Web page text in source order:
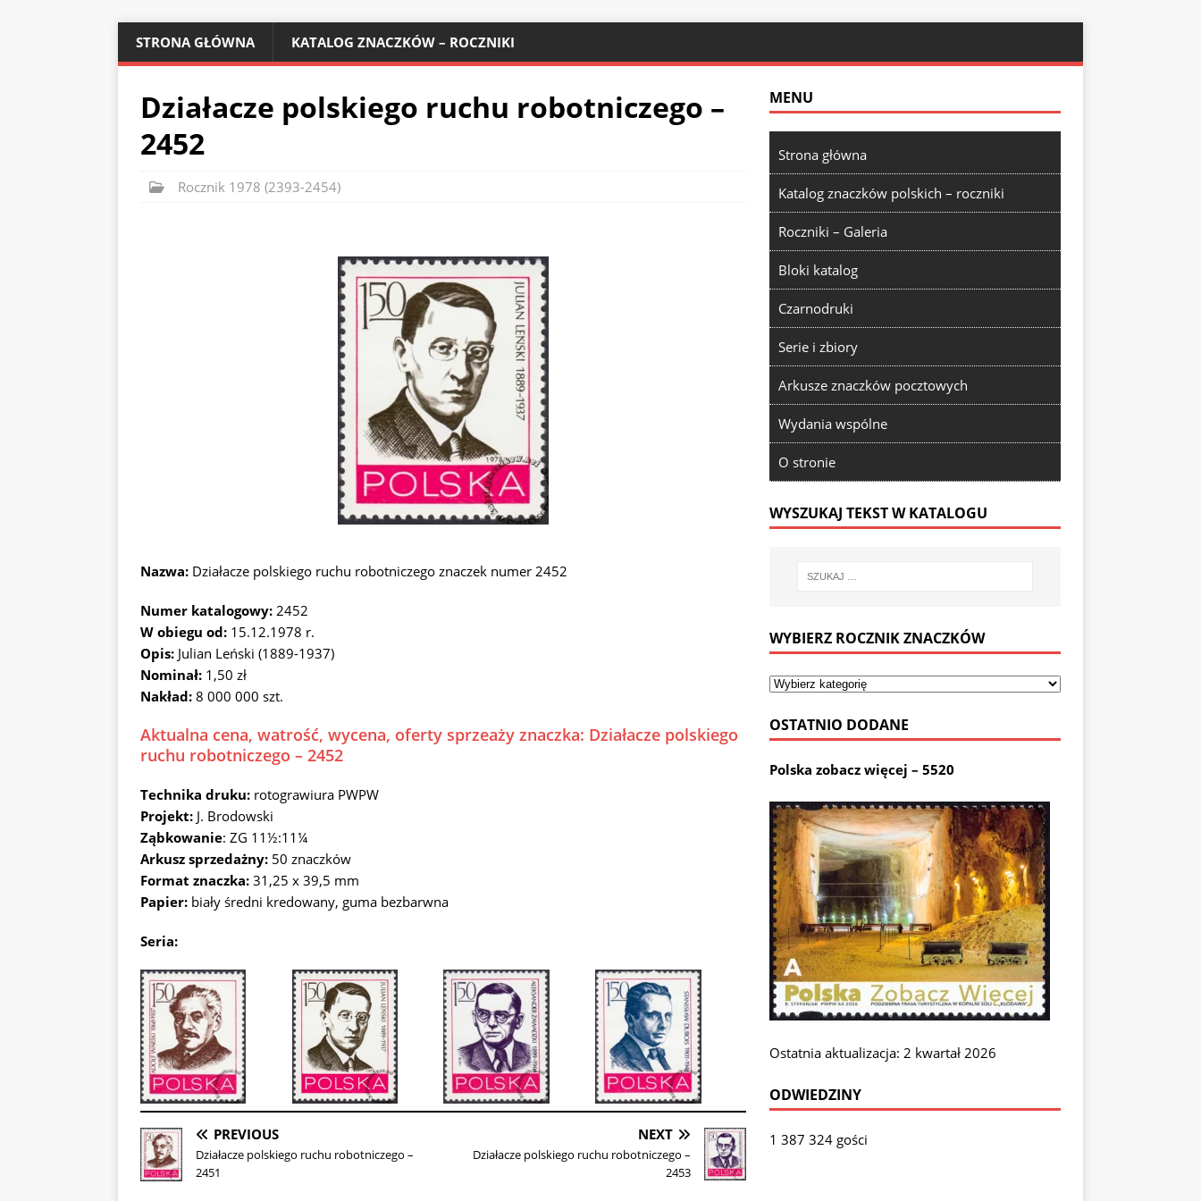
STRONA GŁÓWNA KATALOG ZNACZKÓW – ROCZNIKI
Działacze polskiego ruchu robotniczego –
2452
Rocznik 1978 (2393-2454)
Nazwa: Działacze polskiego ruchu robotniczego znaczek numer 2452
Numer katalogowy: 2452
W obiegu od: 15.12.1978 r.
Opis: Julian Leński (1889-1937)
Nominał: 1,50 zł
Nakład: 8 000 000 szt.
Aktualna cena, watrość, wycena, oferty sprzeaży znaczka: Działacze polskiego
ruchu robotniczego – 2452
Technika druku: rotograwiura PWPW
Projekt: J. Brodowski
Ząbkowanie: ZG 11½:11¼
Arkusz sprzedażny: 50 znaczków
Format znaczka: 31,25 x 39,5 mm
Papier: biały średni kredowany, guma bezbarwna
Seria:
PREVIOUS
Działacze polskiego ruchu robotniczego –
2451
NEXT
Działacze polskiego ruchu robotniczego –
2453
MENU
Strona główna
Katalog znaczków polskich – roczniki
Roczniki – Galeria
Bloki katalog
Czarnodruki
Serie i zbiory
Arkusze znaczków pocztowych
Wydania wspólne
O stronie
WYSZUKAJ TEKST W KATALOGU
WYBIERZ ROCZNIK ZNACZKÓW
OSTATNIO DODANE
Polska zobacz więcej – 5520
Ostatnia aktualizacja: 2 kwartał 2026
ODWIEDZINY
1 387 324 gości